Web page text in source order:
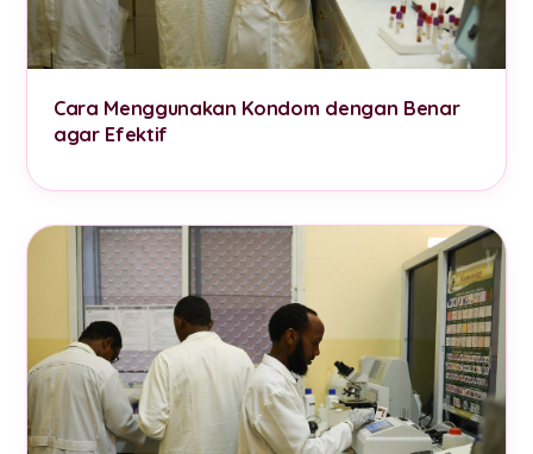
Cara Menggunakan Kondom dengan Benar
agar Efektif